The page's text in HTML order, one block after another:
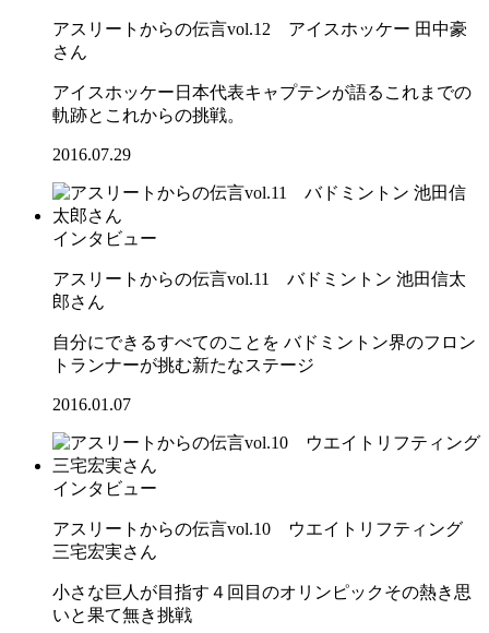
アスリートからの伝言vol.12 アイスホッケー 田中豪
さん
アイスホッケー日本代表キャプテンが語るこれまでの
軌跡とこれからの挑戦。
2016.07.29
インタビュー
アスリートからの伝言vol.11 バドミントン 池田信太
郎さん
自分にできるすべてのことを バドミントン界のフロン
トランナーが挑む新たなステージ
2016.01.07
インタビュー
アスリートからの伝言vol.10 ウエイトリフティング
三宅宏実さん
小さな巨人が目指す４回目のオリンピックその熱き思
いと果て無き挑戦